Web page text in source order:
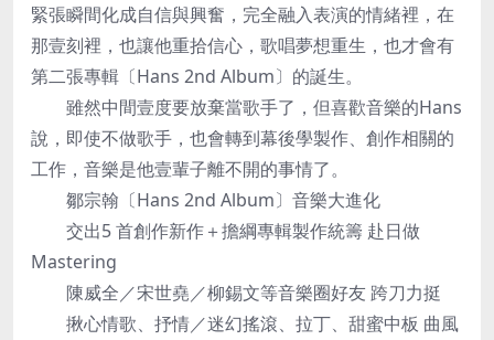
緊張瞬間化成自信與興奮，完全融入表演的情緒裡，在
那壹刻裡，也讓他重拾信心，歌唱夢想重生，也才會有
第二張專輯〔Hans 2nd Album〕的誕生。
雖然中間壹度要放棄當歌手了，但喜歡音樂的Hans
說，即使不做歌手，也會轉到幕後學製作、創作相關的
工作，音樂是他壹輩子離不開的事情了。
鄒宗翰〔Hans 2nd Album〕音樂大進化
交出5 首創作新作＋擔綱專輯製作統籌 赴日做
Mastering
陳威全／宋世堯／柳錫文等音樂圈好友 跨刀力挺
揪心情歌、抒情／迷幻搖滾、拉丁、甜蜜中板 曲風